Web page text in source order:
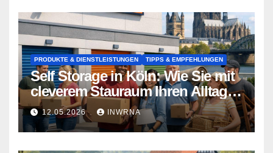
PRODUKTE & DIENSTLEISTUNGEN TIPPS & EMPFEHLUNGEN
Self Storage in Köln: Wie Sie mit
cleverem Stauraum Ihren Alltag
entlasten
12.05.2026 INWRNA